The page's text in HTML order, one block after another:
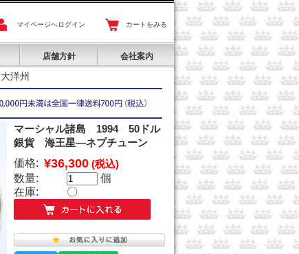
マイページへログイン カートをみる
店舗方針 会社案内
大洋州
マーシャル諸島 1994 50ドル
銀貨 海王星―ネプチューン
価格: ¥36,300 (税込)
数量:
個
在庫:
〇